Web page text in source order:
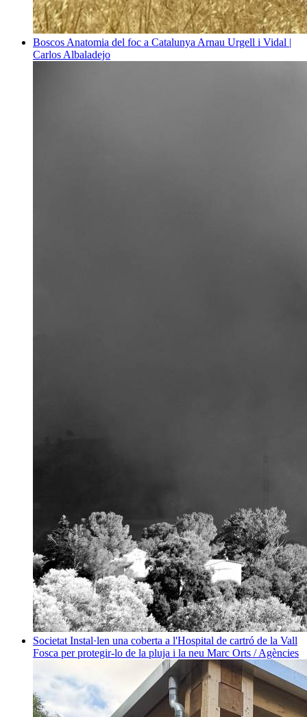
Boscos Anatomia del foc a Catalunya Arnau Urgell i Vidal |
Carlos Albaladejo
Societat Instal·len una coberta a l'Hospital de cartró de la Vall
Fosca per protegir-lo de la pluja i la neu Marc Orts / Agències